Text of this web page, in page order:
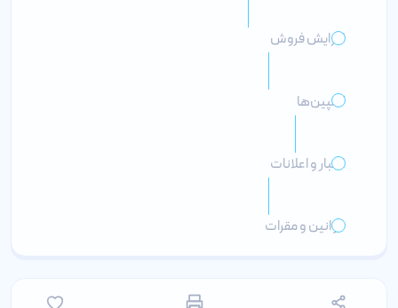
افزایش فروش
کمپین‌ها
اخبار و اعلانات
قوانین و مقرات